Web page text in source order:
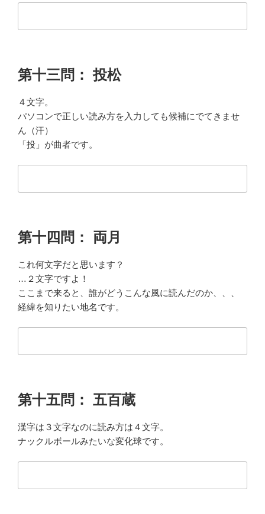
第十三問： 投松
４文字。
パソコンで正しい読み方を入力しても候補にでてきませ
ん（汗）
「投」が曲者です。
第十四問： 両月
これ何文字だと思います？
…２文字ですよ！
ここまで来ると、誰がどうこんな風に読んだのか、、、
経緯を知りたい地名です。
第十五問： 五百蔵
漢字は３文字なのに読み方は４文字。
ナックルボールみたいな変化球です。